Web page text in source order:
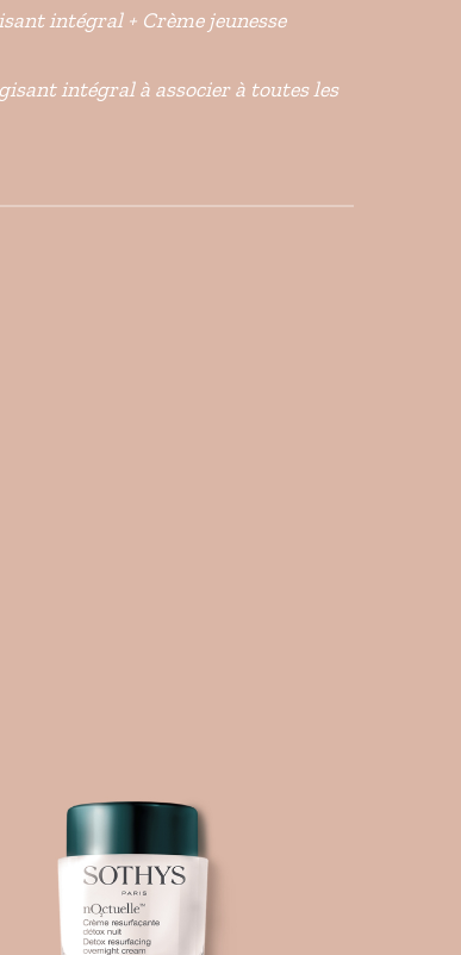
intégral + Crème jeunesse
intégral à associer à toutes les